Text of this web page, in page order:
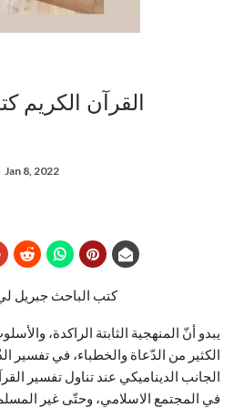
القرآن الكريم
Jan 8, 2022
كتب الباحث جبريل
يبدو أنّ المنهجية الثابتة الراكدة،
الكثير من الدّعاة والخطباء، في تفسير
الجانب الديناميكي عند تناول تفسير
في المجتمع الاسلامي، وحتّى غير